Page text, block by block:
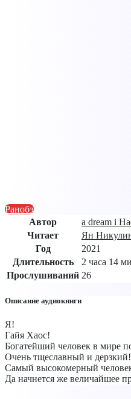
Ранобэ
Автор
a dream i
Читает
Ян
Год
2021
Длительность
2 часа 14
Прослушиваний 26
Описание аудиокниги
Я!
Гайя Хаос!
Богатейший человек в мире
Очень тщеславный и дерзкий!
Самый высокомерный
Да начнется же величайшее